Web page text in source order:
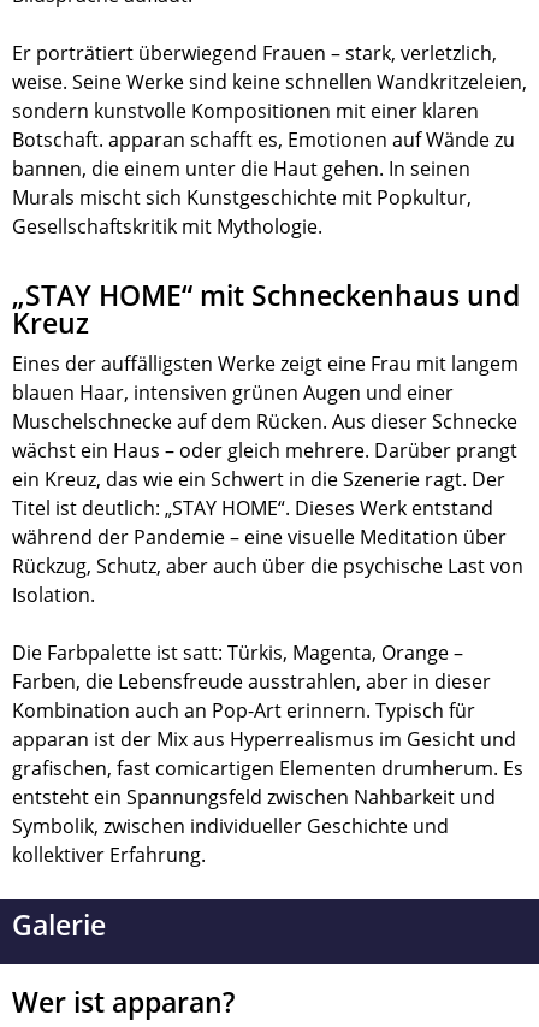
Er porträtiert überwiegend Frauen – stark, verletzlich,
weise. Seine Werke sind keine schnellen Wandkritzeleien,
sondern kunstvolle Kompositionen mit einer klaren
Botschaft. apparan schafft es, Emotionen auf Wände zu
bannen, die einem unter die Haut gehen. In seinen
Murals mischt sich Kunstgeschichte mit Popkultur,
Gesellschaftskritik mit Mythologie.
„STAY HOME“ mit Schneckenhaus und
Kreuz
Eines der auffälligsten Werke zeigt eine Frau mit langem
blauen Haar, intensiven grünen Augen und einer
Muschelschnecke auf dem Rücken. Aus dieser Schnecke
wächst ein Haus – oder gleich mehrere. Darüber prangt
ein Kreuz, das wie ein Schwert in die Szenerie ragt. Der
Titel ist deutlich: „STAY HOME“. Dieses Werk entstand
während der Pandemie – eine visuelle Meditation über
Rückzug, Schutz, aber auch über die psychische Last von
Isolation.
Die Farbpalette ist satt: Türkis, Magenta, Orange –
Farben, die Lebensfreude ausstrahlen, aber in dieser
Kombination auch an Pop-Art erinnern. Typisch für
apparan ist der Mix aus Hyperrealismus im Gesicht und
grafischen, fast comicartigen Elementen drumherum. Es
entsteht ein Spannungsfeld zwischen Nahbarkeit und
Symbolik, zwischen individueller Geschichte und
kollektiver Erfahrung.
Galerie
Wer ist apparan?